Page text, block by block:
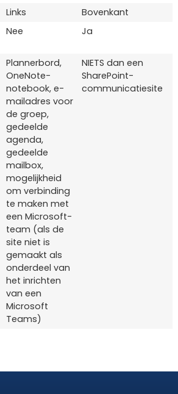
Links
Bovenkant
Nee Ja
Plannerbord,
OneNote-
notebook, e-
mailadres voor
de groep,
gedeelde
agenda,
gedeelde
mailbox,
mogelijkheid
om verbinding
te maken met
een Microsoft-
team (als de
site niet is
gemaakt als
onderdeel van
het inrichten
van een
Microsoft
Teams)
NIETS dan een
SharePoint-
communicatiesite